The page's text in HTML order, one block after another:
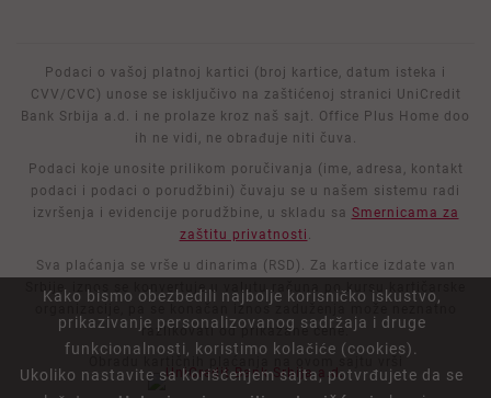
Kako bismo obezbedili najbolje korisničko iskustvo,
prikazivanje personalizovanog sadržaja i druge
funkcionalnosti, koristimo kolačiće (cookies).
Ukoliko nastavite sa korišćenjem sajta, potvrđujete da se
Podaci o vašoj platnoj kartici (broj kartice, datum isteka i
CVV/CVC) unose se isključivo na zaštićenoj stranici UniCredit
Bank Srbija a.d. i ne prolaze kroz naš sajt. Office Plus Home doo
ih ne vidi, ne obrađuje niti čuva.
Podaci koje unosite prilikom poručivanja (ime, adresa, kontakt
podaci i podaci o porudžbini) čuvaju se u našem sistemu radi
izvršenja i evidencije porudžbine, u skladu sa Smernicama za
zaštitu privatnosti .
Sva plaćanja se vrše u dinarima (RSD). Za kartice izdate van
Srbije, iznos se konvertuje u valutu računa po kursu kartičarske
organizacije, pa se konačan iznos zaduženja može neznatno
razlikovati od prikazane cene.
Obradu kartičnih plaćanja na ovom sajtu vrši